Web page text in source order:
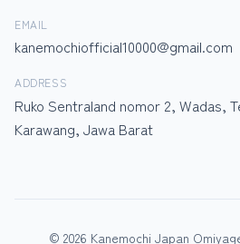
EMAIL
kanemochiofficial10000@gmail.com
ADDRESS
Ruko Sentraland nomor 2, Wadas,
Karawang, Jawa Barat
© 2026 Kanemochi Japan